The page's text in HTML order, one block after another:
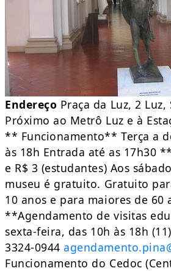
Endereço Praça da Luz, 2 Luz,
Próximo ao Metrô Luz e à
** Funcionamento** Terça a
às 18h Entrada até as 17h30
e R$ 3 (estudantes) Aos
museu é gratuito. Gratuito
10 anos e para maiores de 60
**Agendamento de visitas
sexta-feira, das 10h às 18h
3324-0944
Funcionamento do Cedoc